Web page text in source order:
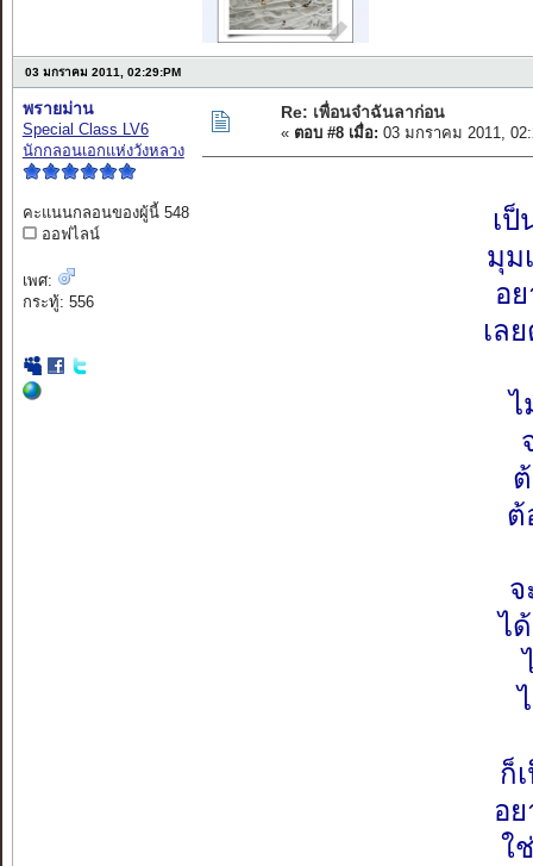
03 มกราคม 2011, 02:29:PM
พรายม่าน
Special Class LV6
นักกลอนเอกแห่งวังหลวง
คะแนนกลอนของผู้นี้ 548
ออฟไลน์
เพศ:
กระทู้: 556
Re: เพื่อนจ๋าฉันลาก่อน
« ตอบ #8 เมื่อ: 03 มกราคม 2011,
เ
มุม
อ
เล
ไ
ต้
จ
ไ
ก็
อ
ใ